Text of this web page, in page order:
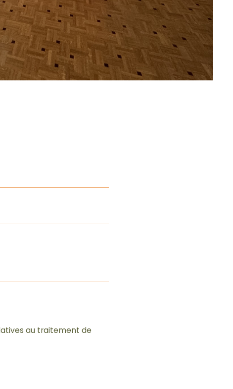
au traitement de